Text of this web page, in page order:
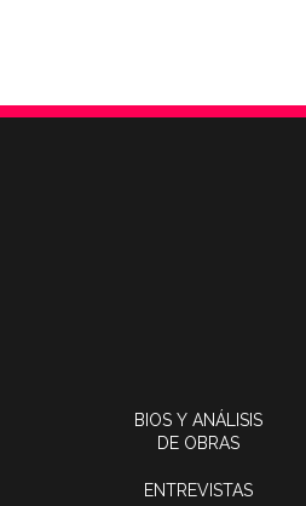
BIOS Y ANÁLISIS
DE OBRAS
ENTREVISTAS